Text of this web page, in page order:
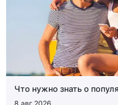
Что нужно знать о
8 авг 2026